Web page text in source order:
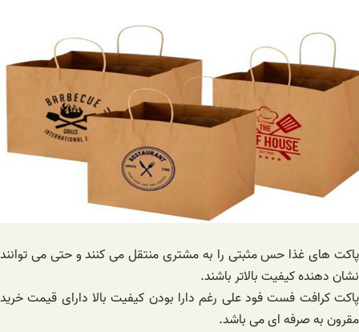
پاکت‌ های غذا حس مثبتی را به مشتری منتقل می‌ کنند و حتی می‌ توانند
نشان دهنده کیفیت بالاتر باشند.
پاکت کرافت فست فود علی رغم دارا بودن کیفیت بالا دارای قیمت خرید
مقرون به صرفه ای می باشد.